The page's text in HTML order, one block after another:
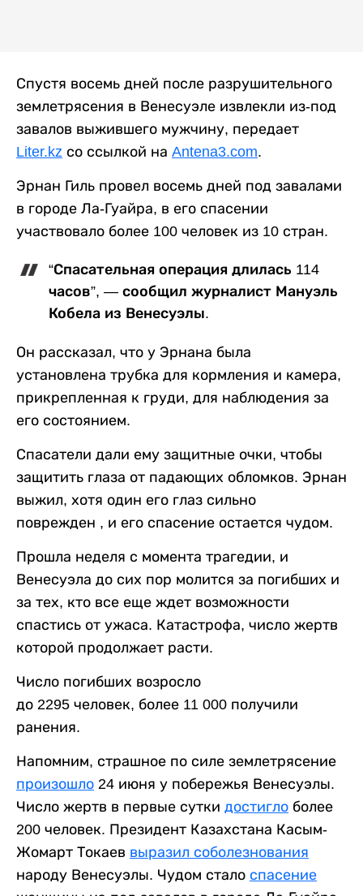
Спустя восемь дней после разрушительного
землетрясения в Венесуэле извлекли из-под
завалов выжившего мужчину, передает
Liter.kz со ссылкой на Antena3.com.
Эрнан Гиль провел восемь дней под завалами
в городе Ла-Гуайра, в его спасении
участвовало более 100 человек из 10 стран.
“Спасательная операция длилась 114
часов”, — сообщил журналист Мануэль
Кобела из Венесуэлы.
Он рассказал, что у Эрнана была
установлена ​​трубка для кормления и камера,
прикрепленная к груди, для наблюдения за
его состоянием.
Спасатели дали ему защитные очки, чтобы
защитить глаза от падающих обломков. Эрнан
выжил, хотя один его глаз сильно
поврежден , и его спасение остается чудом.
Прошла неделя с момента трагедии, и
Венесуэла до сих пор молится за погибших и
за тех, кто все еще ждет возможности
спастись от ужаса. Катастрофа, число жертв
которой продолжает расти.
Число погибших возросло
до 2295 человек, более 11 000 получили
ранения.
Напомним, страшное по силе землетрясение
произошло 24 июня у побережья Венесуэлы.
Число жертв в первые сутки достигло более
200 человек. Президент Казахстана Касым-
Жомарт Токаев выразил соболезнования
народу Венесуэлы. Чудом стало спасение